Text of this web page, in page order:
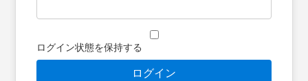
ログイン状態を保持する
ログイン